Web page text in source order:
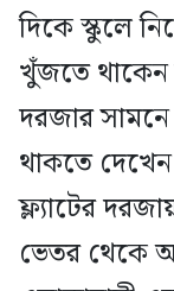
দিকে স্কুলে
খুঁজতে থাকেন
দরজার
থাকতে
ফ্ল্যাটের
ভেতর থেকে